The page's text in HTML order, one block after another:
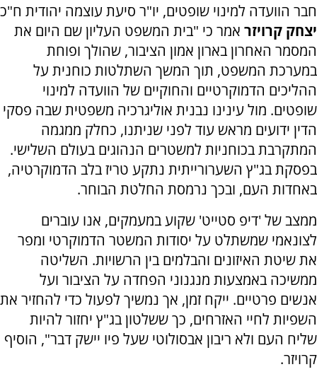
חבר הוועדה למינוי שופטים, יו"ר סיעת עוצמה יהודית ח"כ
יצחק קרויזר אמר כי "בית המשפט העליון שם היום את
המסמר האחרון בארון אמון הציבור, שהולך ופוחת
במערכת המשפט, תוך המשך השתלטות כוחנית על
ההליכים הדמוקרטיים והחוקיים של הוועדה למינוי
שופטים. מול עינינו נבנית אוליגרכיה משפטית שבה פסקי
הדין ידועים מראש עוד לפני שניתנו, כחלק ממגמה
המתקרבת בכוחניות למשטרים הנהוגים בעולם השלישי.
בפסקת בג"ץ השערורייתית נתקע טריז בלב הדמוקרטיה,
באחדות העם, ובכך נרמסת החלטת הבוחר.
ממצב של 'דיפ סטייט' שקוע במעמקים, אנו עוברים
לצונאמי שמשתלט על יסודות המשטר הדמוקרטי ומפר
את שיטת האיזונים והבלמים בין הרשויות. השליטה
ממשיכה באמצעות מנגנוני הפחדה על הציבור ועל
אנשים פרטיים. ייקח זמן, אך נמשיך לפעול כדי להחזיר את
השפיות לחיי האזרחים, כך ששלטון בג"ץ יחזור להיות
שליח העם ולא ריבון אבסולוטי שעל פיו יישק דבר", הוסיף
קרויזר.